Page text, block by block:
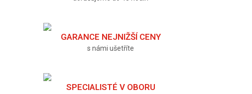
GARANCE NEJNIŽŠÍ CENY
s námi ušetříte
SPECIALISTÉ V OBORU